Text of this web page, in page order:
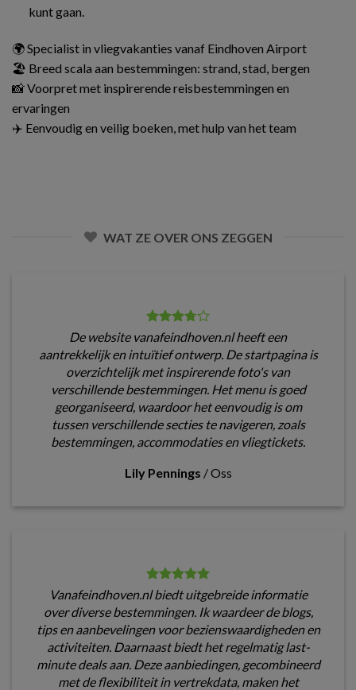
kunt gaan.
🌍 Specialist in vliegvakanties vanaf Eindhoven Airport
🏖️ Breed scala aan bestemmingen: strand, stad, bergen
📸 Voorpret met inspirerende reisbestemmingen en
ervaringen
✈️ Eenvoudig en veilig boeken, met hulp van het team
WAT ZE OVER ONS ZEGGEN
De website vanafeindhoven.nl heeft een
aantrekkelijk en intuïtief ontwerp. De startpagina is
overzichtelijk met inspirerende foto's van
verschillende bestemmingen. Het menu is goed
georganiseerd, waardoor het eenvoudig is om
tussen verschillende secties te navigeren, zoals
bestemmingen, accommodaties en vliegtickets.
Lily Pennings /Oss
Vanafeindhoven.nl biedt uitgebreide informatie
over diverse bestemmingen. Ik waardeer de blogs,
tips en aanbevelingen voor bezienswaardigheden en
activiteiten. Daarnaast biedt het regelmatig last-
minute deals aan. Deze aanbiedingen, gecombineerd
met de flexibiliteit in vertrekdata, maken het